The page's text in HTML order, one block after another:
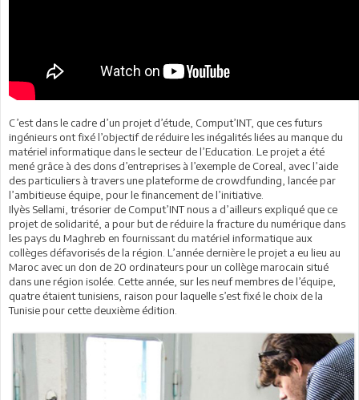
C’est dans le cadre d’un projet d’étude, Comput’INT, que ces futurs
ingénieurs ont fixé l’objectif de réduire les inégalités liées au manque du
matériel informatique dans le secteur de l’Education. Le projet a été
mené grâce à des dons d’entreprises à l’exemple de Coreal, avec l’aide
des particuliers à travers une plateforme de crowdfunding, lancée par
l’ambitieuse équipe, pour le financement de l’initiative.
Ilyès Sellami, trésorier de Comput’INT nous a d’ailleurs expliqué que ce
projet de solidarité, a pour but de réduire la fracture du numérique dans
les pays du Maghreb en fournissant du matériel informatique aux
collèges défavorisés de la région. L’année dernière le projet a eu lieu au
Maroc avec un don de 20 ordinateurs pour un collège marocain situé
dans une région isolée. Cette année, sur les neuf membres de l’équipe,
quatre étaient tunisiens, raison pour laquelle s’est fixé le choix de la
Tunisie pour cette deuxième édition.